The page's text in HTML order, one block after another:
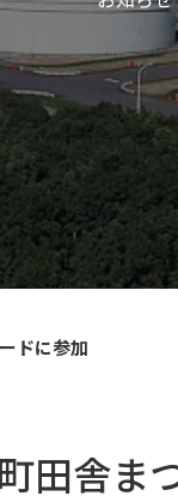
ドに参加
田舎ま